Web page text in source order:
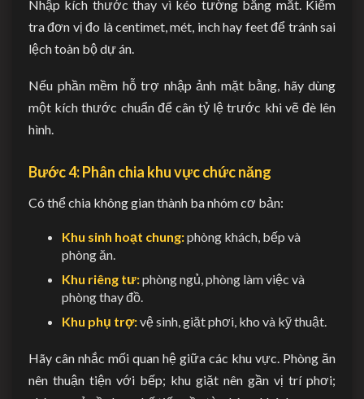
Nhập kích thước thay vì kéo tường bằng mắt. Kiểm
tra đơn vị đo là centimet, mét, inch hay feet để tránh sai
lệch toàn bộ dự án.
Nếu phần mềm hỗ trợ nhập ảnh mặt bằng, hãy dùng
một kích thước chuẩn để cân tỷ lệ trước khi vẽ đè lên
hình.
Bước 4: Phân chia khu vực chức năng
Có thể chia không gian thành ba nhóm cơ bản:
Khu sinh hoạt chung:phòng khách, bếp và
phòng ăn.
Khu riêng tư:phòng ngủ, phòng làm việc và
phòng thay đồ.
Khu phụ trợ:vệ sinh, giặt phơi, kho và kỹ thuật.
Hãy cân nhắc mối quan hệ giữa các khu vực. Phòng ăn
nên thuận tiện với bếp; khu giặt nên gần vị trí phơi;